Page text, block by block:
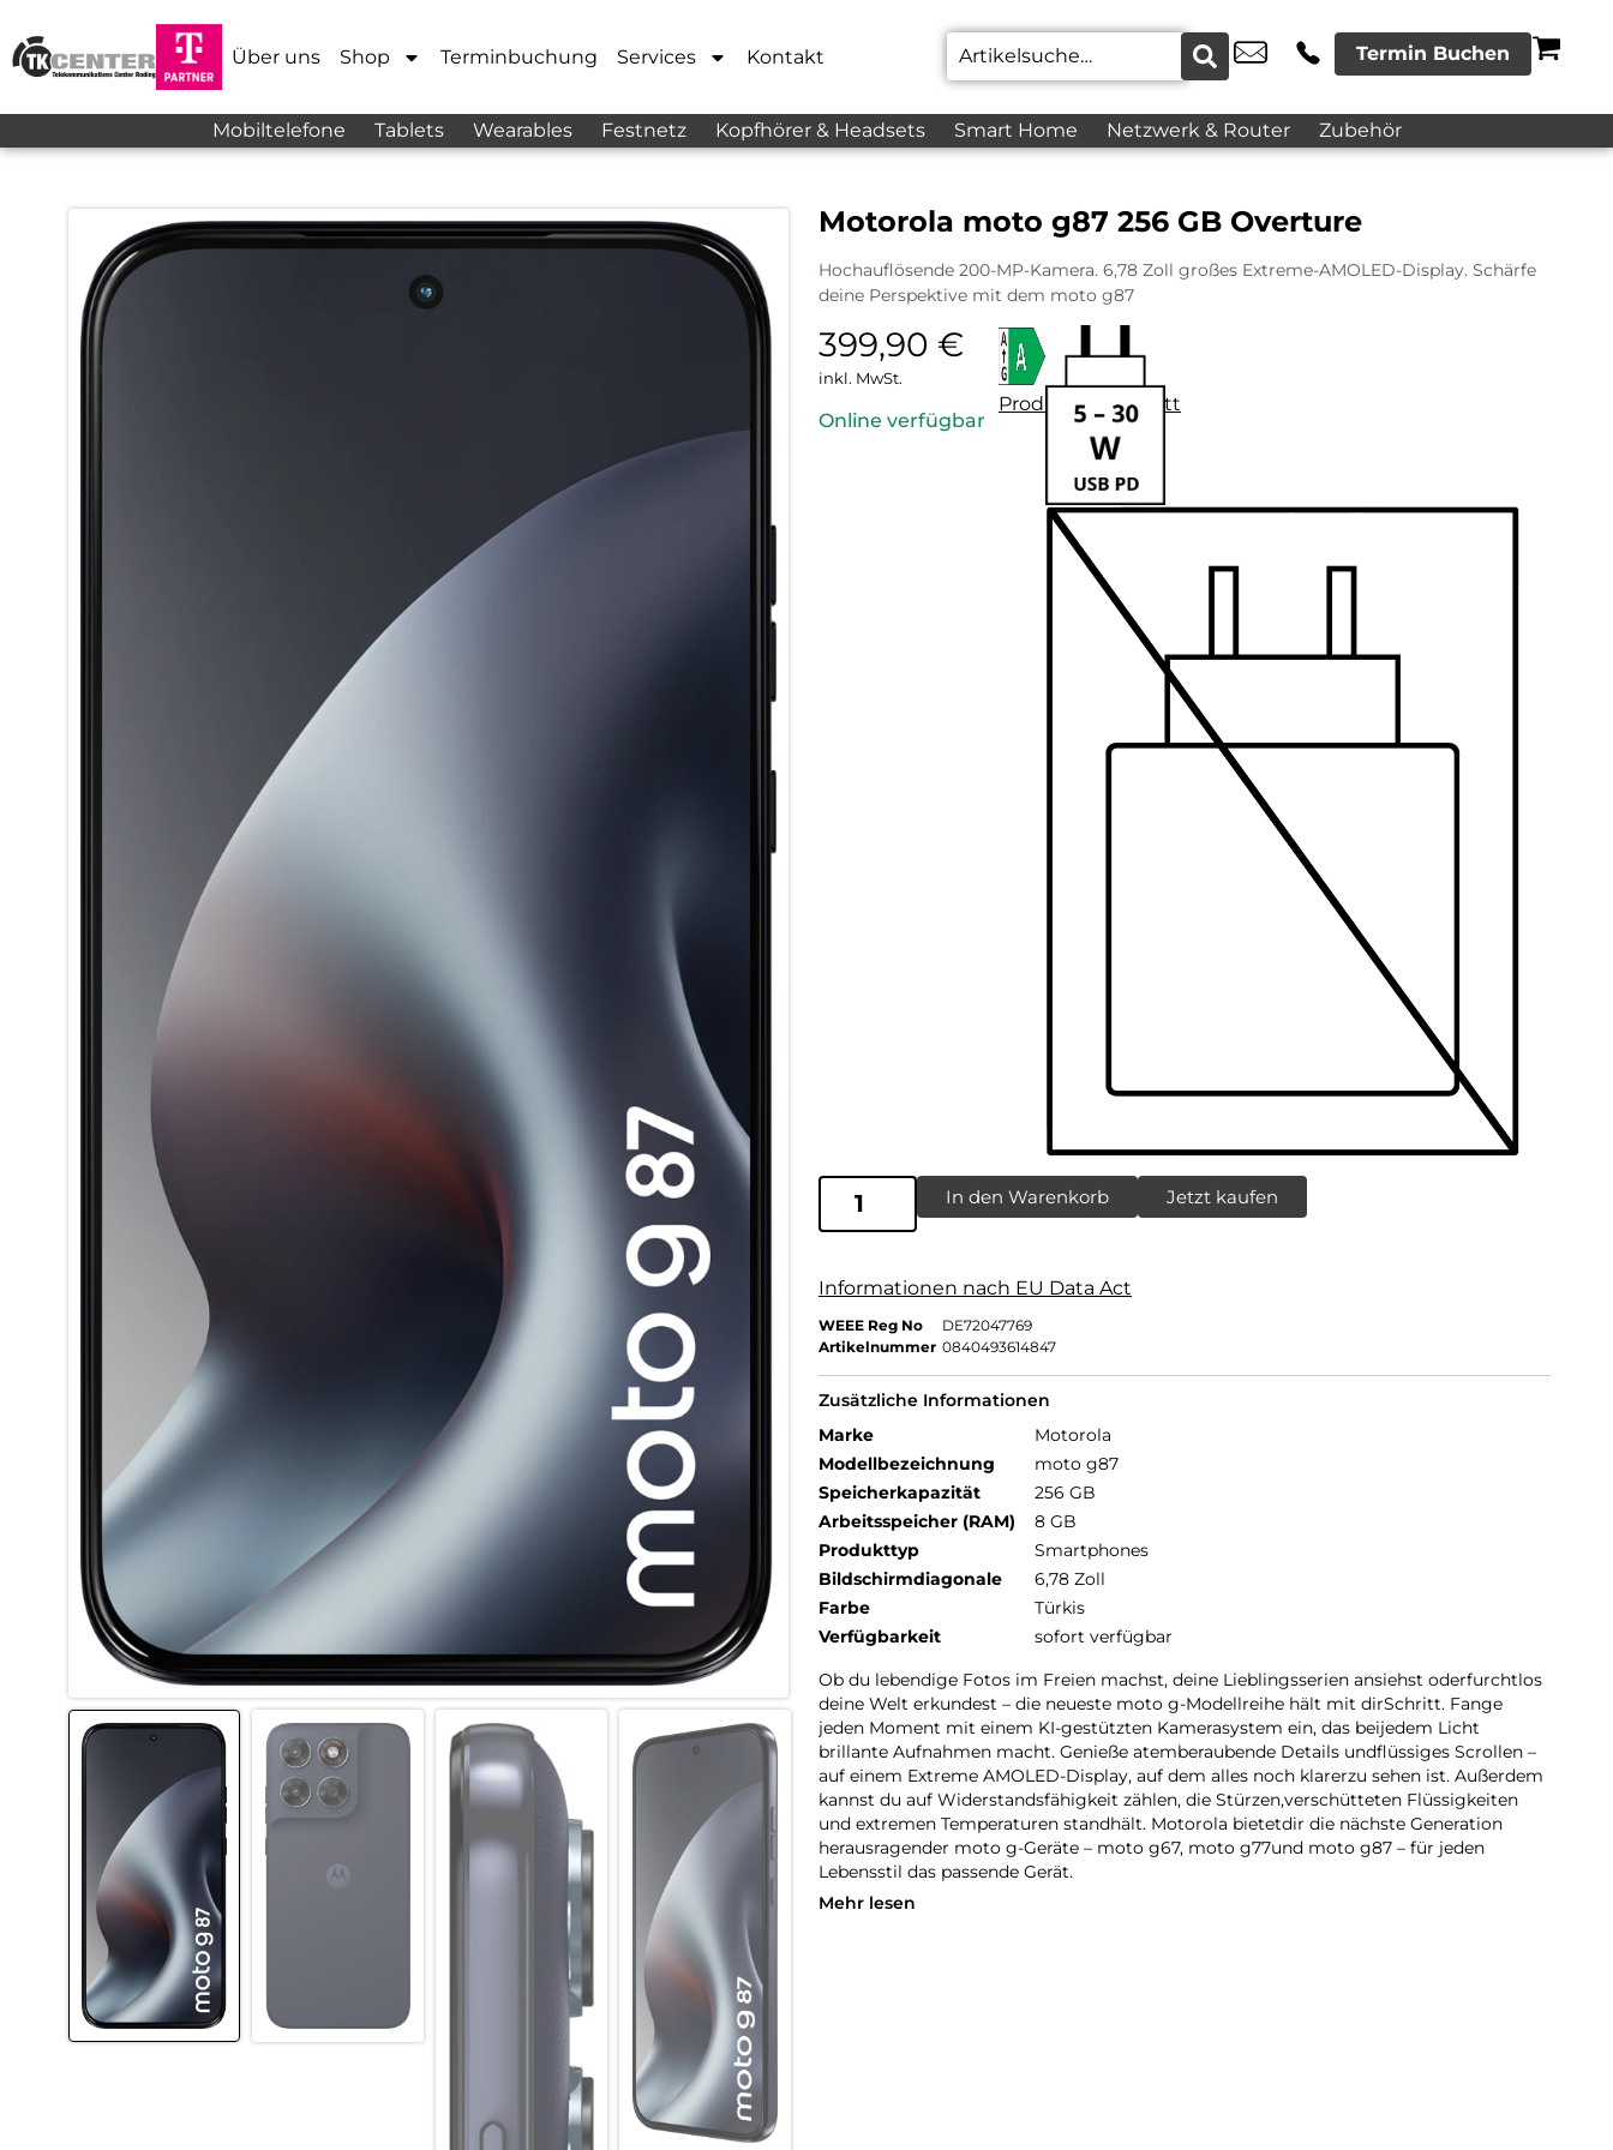
Über uns Shop Terminbuchung Services Kontakt Termin Buchen
Mobiltelefone Tablets Wearables Festnetz Kopfhörer & Headsets Smart Home Netzwerk & Router Zubehör
Motorola moto g87 256 GB Overture
Hochauflösende 200-MP-Kamera. 6,78 Zoll großes Extreme-AMOLED-Display. Schärfe
deine Perspektive mit dem moto g87
399,90 €
inkl. MwSt.
Online verfügbar
Produktdatenblatt
In den Warenkorb Jetzt kaufen
Informationen nach EU Data Act
WEEE Reg No
DE72047769
Artikelnummer 0840493614847
Zusätzliche Informationen
Marke
Motorola
Modellbezeichnung
moto g87
Speicherkapazität
256 GB
Arbeitsspeicher (RAM)
8 GB
Produkttyp
Smartphones
Bildschirmdiagonale
6,78 Zoll
Farbe
Türkis
Verfügbarkeit
sofort verfügbar
Ob du lebendige Fotos im Freien machst, deine Lieblingsserien ansiehst oderfurchtlos
deine Welt erkundest – die neueste moto g-Modellreihe hält mit dirSchritt. Fange
jeden Moment mit einem KI-gestützten Kamerasystem ein, das beijedem Licht
brillante Aufnahmen macht. Genieße atemberaubende Details undflüssiges Scrollen –
auf einem Extreme AMOLED-Display, auf dem alles noch klarerzu sehen ist. Außerdem
kannst du auf Widerstandsfähigkeit zählen, die Stürzen,verschütteten Flüssigkeiten
und extremen Temperaturen standhält. Motorola bietetdir die nächste Generation
herausragender moto g-Geräte – moto g67, moto g77und moto g87 – für jeden
Lebensstil das passende Gerät.
Wir präsentieren das moto g87 mit unserer bisher besten moto g-Kamera. Mitdem AI-
Mehr lesen